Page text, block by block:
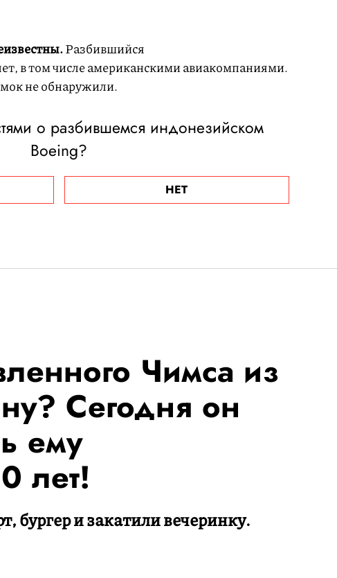
Разбившийся
в том числе американскими авиакомпаниями.
не обнаружили.
о разбившемся индонезийском
Boeing?
НЕТ
Чимса из
Сегодня он
ему
лет!
бургер и закатили вечеринку.